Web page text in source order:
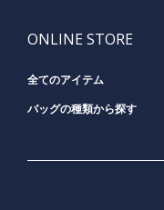
ONLINE STORE
全てのアイテム
バッグの種類から探す